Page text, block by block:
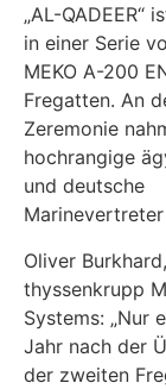
„AL-QADEER“
in einer Serie
MEKO A-200
Fregatten. An
Zeremonie
hochrangige
und deutsche
Oliver
thyssenkrupp
Systems: „Nur
Jahr nach der
der zweiten